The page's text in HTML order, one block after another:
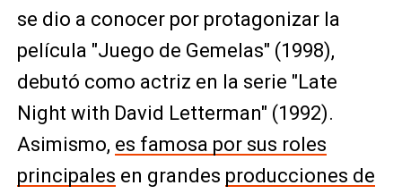
se dio a conocer por protagonizar la
película "Juego de Gemelas" (1998),
debutó como actriz en la serie "Late
Night with David Letterman" (1992).
Asimismo, es famosa por sus roles
principales en grandes producciones de